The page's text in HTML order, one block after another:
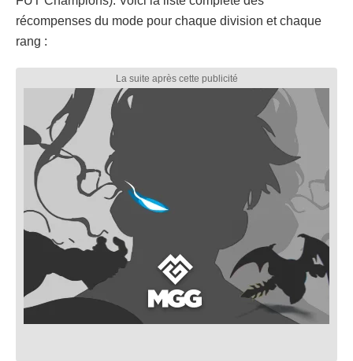
récompenses du mode pour chaque division et chaque
rang :